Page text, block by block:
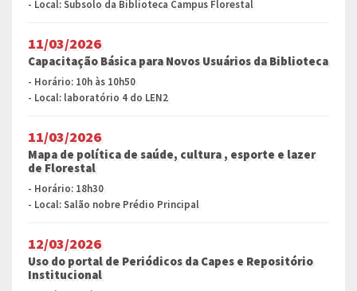
- Local: Subsolo da Biblioteca Campus Florestal
11/03/2026
Capacitação Básica para Novos Usuários da Biblioteca
- Horário: 10h às 10h50
- Local: laboratório 4 do LEN2
11/03/2026
Mapa de política de saúde, cultura , esporte e lazer
de Florestal
- Horário: 18h30
- Local: Salão nobre Prédio Principal
12/03/2026
Uso do portal de Periódicos da Capes e Repositório
Institucional